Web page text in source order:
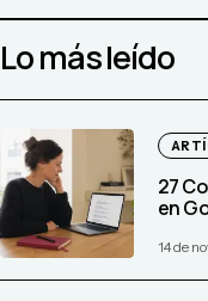
Lo más leído
27
en
14 de